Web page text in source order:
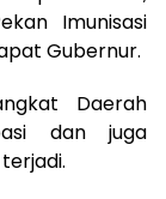
Imunisasi
Gubernur.
Daerah
dan juga